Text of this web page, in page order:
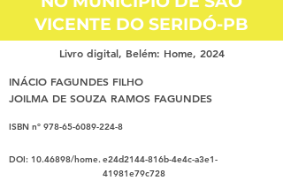
VICENTE DO SERIDÓ-PB
Livro digital, Belém: Home, 2024
INÁCIO FAGUNDES FILHO
JOILMA DE SOUZA RAMOS FAGUNDES
ISBN nº 978-65-6089-224-8
DOI: 10.46898/home.e24d2144-816b-4e4c-a3e1-
41981e79c728